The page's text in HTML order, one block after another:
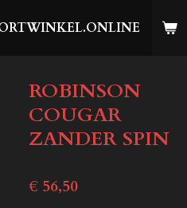
ROBINSON
COUGAR
ZANDER SPIN
€ 56,50